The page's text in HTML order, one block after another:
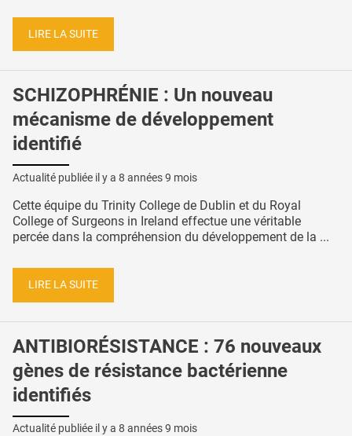
LIRE LA SUITE
SCHIZOPHRÉNIE : Un nouveau
mécanisme de développement
identifié
Actualité publiée il y a 8 années 9 mois
Cette équipe du Trinity College de Dublin et du Royal
College of Surgeons in Ireland effectue une véritable
percée dans la compréhension du développement de la ...
LIRE LA SUITE
ANTIBIORÉSISTANCE : 76 nouveaux
gènes de résistance bactérienne
identifiés
Actualité publiée il y a 8 années 9 mois